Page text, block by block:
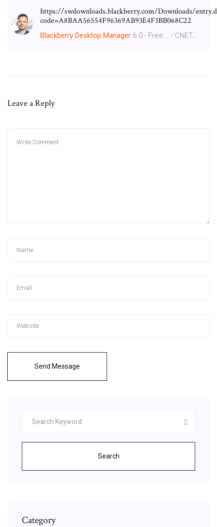
https://swdownloads.blackberry.com/Downloads/
code=A8BAA56554F96369AB93E4F3BB068C22
Blackberry Desktop Manager 6 0 - Free... - CNET…
Leave a Reply
Send Message
Search
Category